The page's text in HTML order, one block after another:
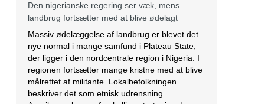
Den nigerianske regering ser væk, mens
landbrug fortsætter med at blive ødelagt
Massiv ødelæggelse af landbrug er blevet det
nye normal i mange samfund i Plateau State,
der ligger i den nordcentrale region i Nigeria. I
regionen fortsætter mange kristne med at blive
målrettet af militante. Lokalbefolkningen
beskriver det som etnisk udrensning.